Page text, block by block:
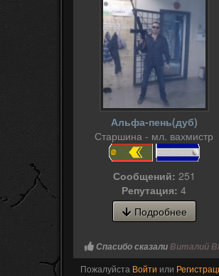
Альфа-пень(дуб)
Старшина - мл. вахмистр
Сообщений: 251
Репутация: 4
Подробнее
Спасибо сказалиВиталий
Пожалуйста Войти или